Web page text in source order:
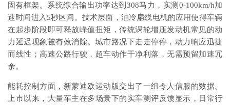
固有框架。系统综合输出功率达到308马力，实测0-100km/h加
速时间进入5秒区间。技术层面，油冷扁线电机的应用使得车辆
在起步阶段即可释放峰值扭矩，传统涡轮增压发动机常见的动
力延迟现象被有效消除。城市路况下走走停停，动力响应迅捷
而线性；高速公路行驶，超车动作干净利落，无需预留加速冗
余。
能耗控制方面，新蒙迪欧运动版交出了一组令人信服的数据。
上市以来，大量车主在多场景下的实车测评反馈显示，日常行